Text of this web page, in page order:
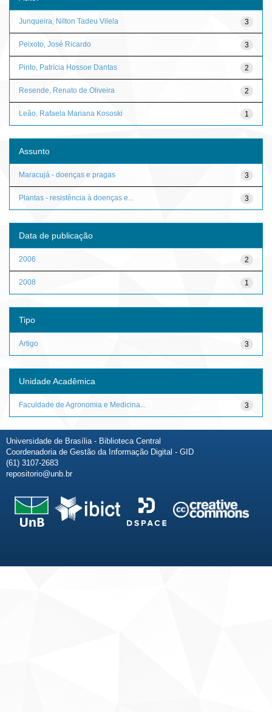
3
Junqueira, Nilton Tadeu Vilela
3
Peixoto, José Ricardo
2
Pinto, Patrícia Hossoe Dantas
2
Resende, Renato de Oliveira
1
Leão, Rafaela Mariana Kososki
Assunto
3
Maracujá - doenças e pragas
3
Plantas - resistência à doenças e...
Data de publicação
2
2006
1
2008
Tipo
3
Artigo
Unidade Acadêmica
3
Faculdade de Agronomia e Medicina...
Universidade de Brasília - Biblioteca Central
Coordenadoria de Gestão da Informação Digital - GID
(61) 3107-2683
repositorio@unb.br